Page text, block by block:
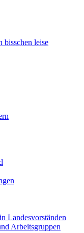
leise
Landesvorständen
Arbeitsgruppen